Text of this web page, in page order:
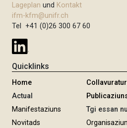
Lageplan und Kontakt
ifm-kfm@unifr.ch
Tel +41 (0)26 300 67 60
Quicklinks
Home
Actual
Manifestaziuns
Novitads
Tgi essan
Organisaziun